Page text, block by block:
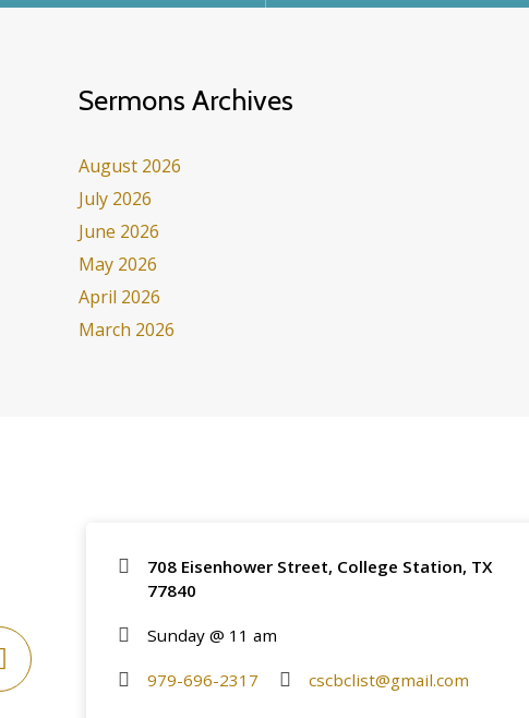
Sermons Archives
August 2026
July 2026
June 2026
May 2026
April 2026
March 2026
708 Eisenhower Street, College Station, TX
77840
Sunday @ 11 am
979-696-2317 cscbclist@gmail.com